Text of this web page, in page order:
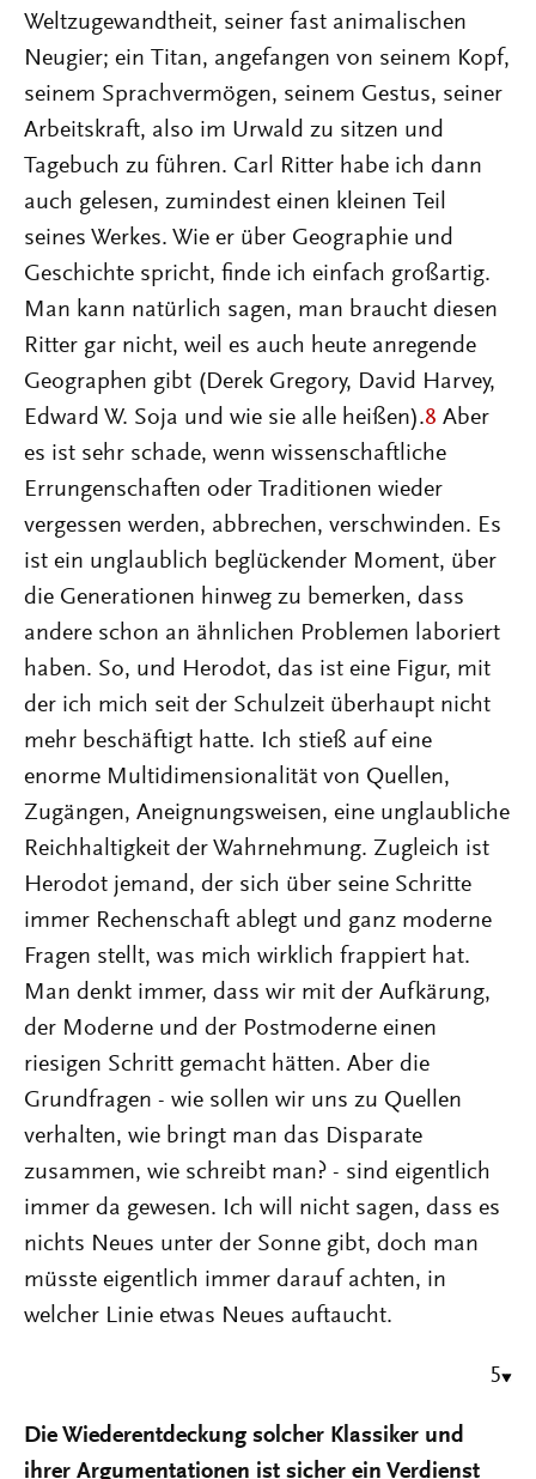
Weltzugewandtheit, seiner fast animalischen
Neugier; ein Titan, angefangen von seinem Kopf,
seinem Sprachvermögen, seinem Gestus, seiner
Arbeitskraft, also im Urwald zu sitzen und
Tagebuch zu führen. Carl Ritter habe ich dann
auch gelesen, zumindest einen kleinen Teil
seines Werkes. Wie er über Geographie und
Geschichte spricht, finde ich einfach großartig.
Man kann natürlich sagen, man braucht diesen
Ritter gar nicht, weil es auch heute anregende
Geographen gibt (Derek Gregory, David Harvey,
Edward W. Soja und wie sie alle heißen).8 Aber
es ist sehr schade, wenn wissenschaftliche
Errungenschaften oder Traditionen wieder
vergessen werden, abbrechen, verschwinden. Es
ist ein unglaublich beglückender Moment, über
die Generationen hinweg zu bemerken, dass
andere schon an ähnlichen Problemen laboriert
haben. So, und Herodot, das ist eine Figur, mit
der ich mich seit der Schulzeit überhaupt nicht
mehr beschäftigt hatte. Ich stieß auf eine
enorme Multidimensionalität von Quellen,
Zugängen, Aneignungsweisen, eine unglaubliche
Reichhaltigkeit der Wahrnehmung. Zugleich ist
Herodot jemand, der sich über seine Schritte
immer Rechenschaft ablegt und ganz moderne
Fragen stellt, was mich wirklich frappiert hat.
Man denkt immer, dass wir mit der Aufkärung,
der Moderne und der Postmoderne einen
riesigen Schritt gemacht hätten. Aber die
Grundfragen - wie sollen wir uns zu Quellen
verhalten, wie bringt man das Disparate
zusammen, wie schreibt man? - sind eigentlich
immer da gewesen. Ich will nicht sagen, dass es
nichts Neues unter der Sonne gibt, doch man
müsste eigentlich immer darauf achten, in
welcher Linie etwas Neues auftaucht.
5
Die Wiederentdeckung solcher Klassiker und
ihrer Argumentationen ist sicher ein Verdienst